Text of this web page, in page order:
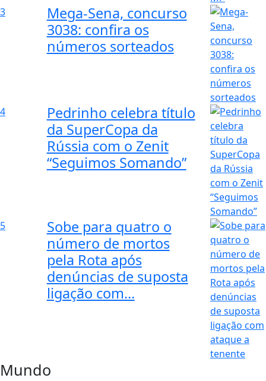
3
Mega-Sena, concurso
3038: confira os
números sorteados
4
Pedrinho celebra título
da SuperCopa da
Rússia com o Zenit
“Seguimos Somando”
5
Sobe para quatro o
número de mortos
pela Rota após
denúncias de suposta
ligação com...
Mundo